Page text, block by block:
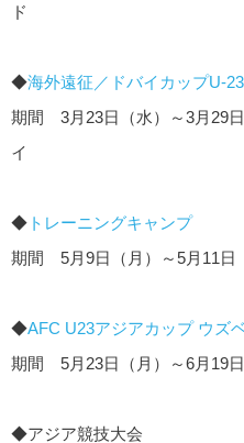
ド
◆海外遠征／ドバイカップU-23
期間 3月23日（水）～3月29
イ
◆ トレーニングキャンプ
期間 5月9日（月）～5月11日
◆AFC U23アジアカップ ウズ
期間 5月23日（月）～6月19
◆アジア競技大会